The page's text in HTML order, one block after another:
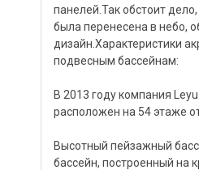
панелей.Так обстоит
была перенесена в небо,
дизайн.Характеристики
подвесным бассейнам:
В 2013 году компания
расположен на 54 этаже
Высотный пейзажный
бассейн, построенный на